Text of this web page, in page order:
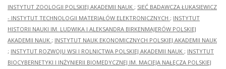
INSTYTUT ZOOLOGII POLSKIEJ AKADEMII NAUK ; SIEĆ BADAWCZA ŁUKASIEWICZ
- INSTYTUT TECHNOLOGII MATERIAŁÓW ELEKTRONICZNYCH ; INSTYTUT
HISTORII NAUKI IM. LUDWIKA I ALEKSANDRA BIRKENMAJERÓW POLSKIEJ
AKADEMII NAUK ; INSTYTUT NAUK EKONOMICZNYCH POLSKIEJ AKADEMII NAUK
; INSTYTUT ROZWOJU WSI I ROLNICTWA POLSKIEJ AKADEMII NAUK ; INSTYTUT
BIOCYBERNETYKI I INŻYNIERII BIOMEDYCZNEJ IM. MACIEJA NAŁĘCZA POLSKIEJ